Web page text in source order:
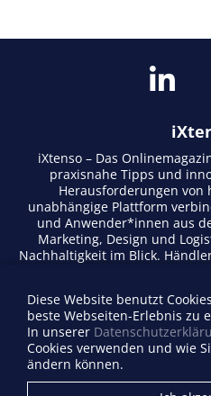
iXtenso – Das
praxisnahe Tipps und
Herausforderungen von
unabhängige Plattform
und Anwender*innen aus
Marketing, Design und
Nachhaltigkeit im Blick.
lebendigen Schreibstil und
Magazin den Austausch
Ob digitale Trends oder
macht Wissen für
Diese Website benutzt
beste Webseiten-Erlebnis zu
In unserer
Cookies verwenden und wie
ändern können.